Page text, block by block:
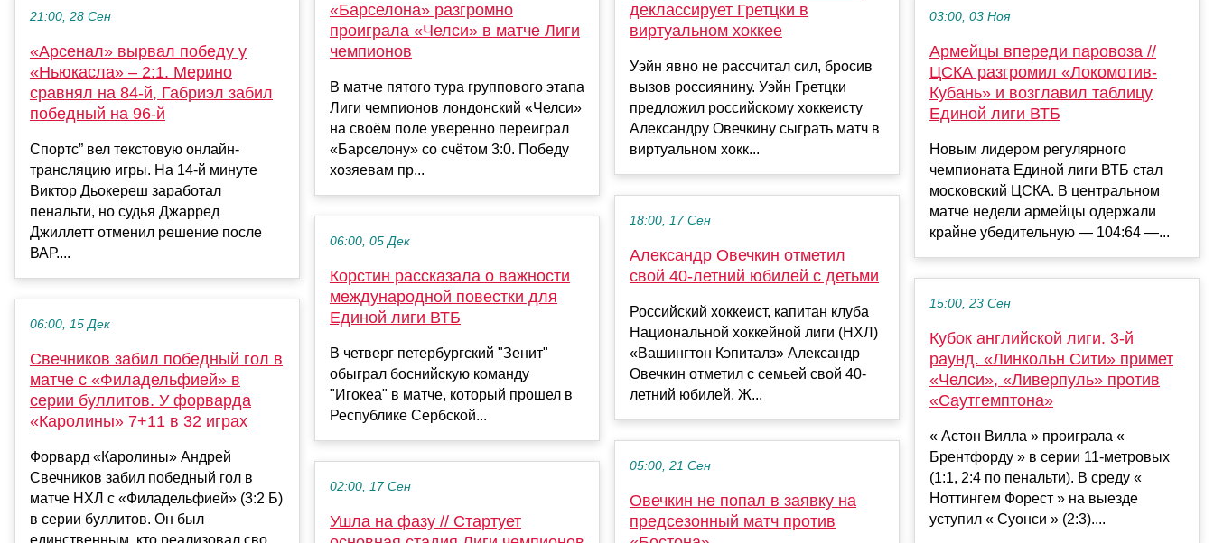
21:00, 28 Сен
«Арсенал» вырвал победу у
«Ньюкасла» – 2:1. Мерино
сравнял на 84-й, Габриэл забил
победный на 96-й
Спортс” вел текстовую онлайн-
трансляцию игры. На 14-й минуте
Виктор Дьокереш заработал
пенальти, но судья Джарред
Джиллетт отменил решение после
ВАР....
06:00, 15 Дек
Свечников забил победный гол в
матче с «Филадельфией» в
серии буллитов. У форварда
«Каролины» 7+11 в 32 играх
Форвард «Каролины» Андрей
Свечников забил победный гол в
матче НХЛ с «Филадельфией» (3:2 Б)
в серии буллитов. Он был
«Барселона» разгромно
проиграла «Челси» в матче Лиги
чемпионов
В матче пятого тура группового этапа
Лиги чемпионов лондонский «Челси»
на своём поле уверенно переиграл
«Барселону» со счётом 3:0. Победу
хозяевам пр...
06:00, 05 Дек
Корстин рассказала о важности
международной повестки для
Единой лиги ВТБ
В четверг петербургский "Зенит"
обыграл боснийскую команду
"Игокеа" в матче, который прошел в
Республике Сербской...
02:00, 17 Сен
Ушла на фазу // Стартует
деклассирует Гретцки в
виртуальном хоккее
Уэйн явно не рассчитал сил, бросив
вызов россиянину. Уэйн Гретцки
предложил российскому хоккеисту
Александру Овечкину сыграть матч в
виртуальном хокк...
18:00, 17 Сен
Александр Овечкин отметил
свой 40-летний юбилей с детьми
Российский хоккеист, капитан клуба
Национальной хоккейной лиги (НХЛ)
«Вашингтон Кэпиталз» Александр
Овечкин отметил с семьей свой 40-
летний юбилей. Ж...
05:00, 21 Сен
Овечкин не попал в заявку на
предсезонный матч против
03:00, 03 Ноя
Армейцы впереди паровоза //
ЦСКА разгромил «Локомотив-
Кубань» и возглавил таблицу
Единой лиги ВТБ
Новым лидером регулярного
чемпионата Единой лиги ВТБ стал
московский ЦСКА. В центральном
матче недели армейцы одержали
крайне убедительную — 104:64 —...
15:00, 23 Сен
Кубок английской лиги. 3-й
раунд. «Линкольн Сити» примет
«Челси», «Ливерпуль» против
«Саутгемптона»
« Астон Вилла » проиграла «
Брентфорду » в серии 11-метровых
(1:1, 2:4 по пенальти). В среду «
Ноттингем Форест » на выезде
уступил « Суонси » (2:3)....